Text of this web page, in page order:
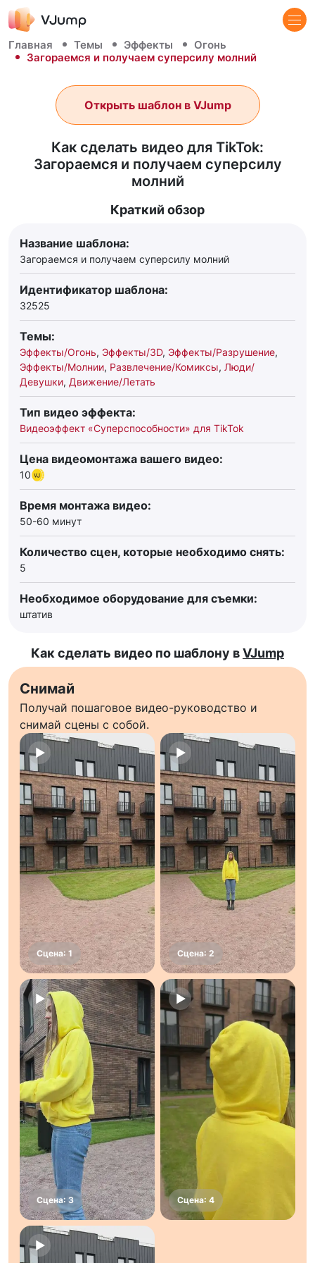
Главная Темы Эффекты
Огонь
Загораемся и получаем суперсилу молний
Как сделать видео для TikTok:
Загораемся и получаем суперсилу
молний
Открыть шаблон в VJump
Краткий обзор
Название шаблона:
Загораемся и получаем суперсилу молний
Идентификатор шаблона:
32525
Темы:
Эффекты/Огонь, Эффекты/3D, Эффекты/Разрушение,
Эффекты/Молнии, Развлечение/Комиксы, Люди/
Девушки, Движение/Летать
Тип видео эффекта:
Видеоэффект «Суперспособности» для TikTok
Цена видеомонтажа вашего видео:
10
Время монтажа видео:
50-60 минут
Количество сцен, которые необходимо снять:
5
Необходимое оборудование для съемки:
штатив
Как сделать видео по шаблону вVJump
Снимай
Получай пошаговое видео-руководство и
снимай сцены с собой.